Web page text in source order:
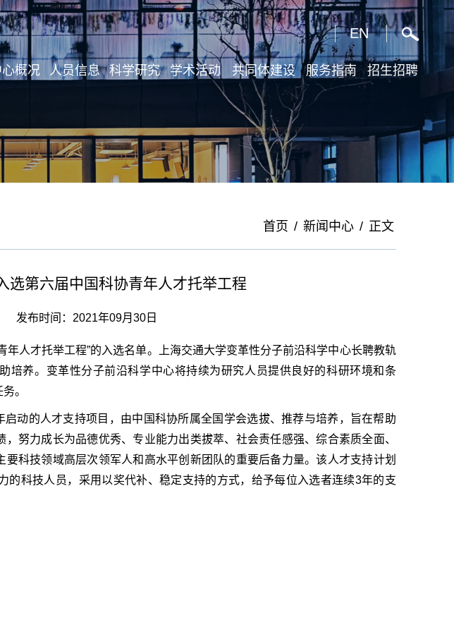
X
EN
概况 人员信息 科学研究 学术活动 共同体建设 服务指南 招生招聘
首页 / 新闻中心 / 正文
选第六届中国科协青年人才托举工程
发布时间：2021年09月30日
年人才托举工程”的入选名单。上海交通大学变革性分子前沿科学中心长聘教轨
培养。 变革性分子前沿科学中心将持续为研究人员提供良好的科研环境和条
。
启动的人才支持项目，由中国科协所属全国学会选拔、推荐与培养，旨在帮助
努力成长为品德优秀、专业能力出类拔萃、社会责任感强、综合素质全面、
科技领域高层次领军人和高水平创新团队的重要后备力量。该人才支持计划
的科技人员，采用以奖代补、稳定支持的方式，给予每位入选者连续3年的支